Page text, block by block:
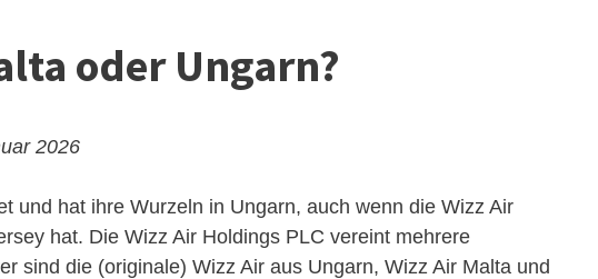
oder Ungarn?
2026
und hat ihre Wurzeln in Ungarn, auch wenn die Wizz Air
hat. Die Wizz Air Holdings PLC vereint mehrere
sind die (originale) Wizz Air aus Ungarn, Wizz Air Malta und